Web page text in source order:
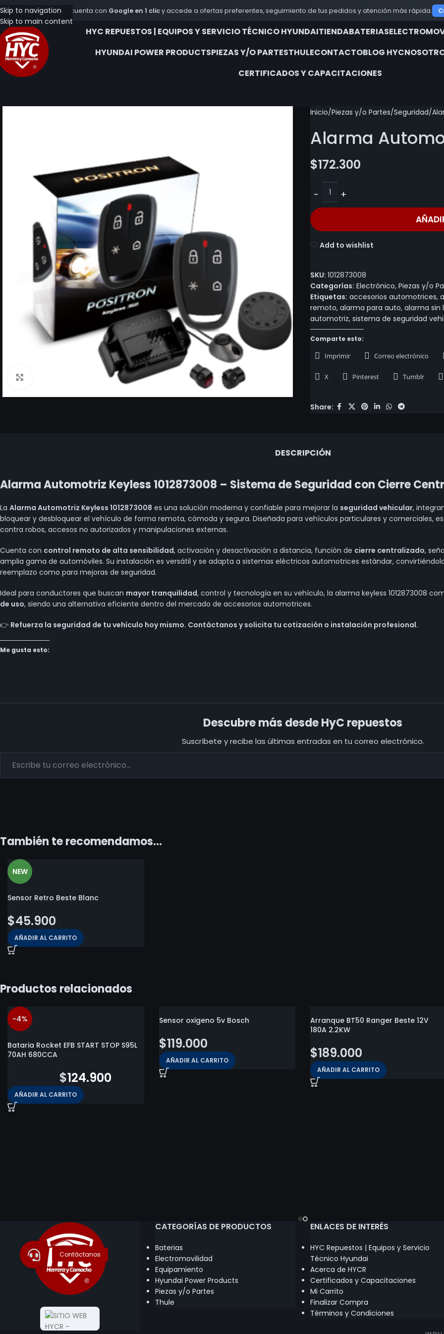
Crea tu cuenta con Google en 1 clicy accede a ofertas preferentes, seguimiento de tus pedidos y atención más rápida.
Skip to navigation
Skip to main content
HYC REPUESTOS | EQUIPOS Y SERVICIO TÉCNICO HYUNDAITIENDABATERIAS
HYUNDAI POWER PRODUCTSPIEZAS Y/O PARTESTHULECONTACTOBLOG HYC
CERTIFICADOS Y CAPACITACIONES
Inicio Piezas y/o Partes Seguridad
Alarma
$172.300
Add to wishlist
SKU: 1012873008
Categorías: Electrónico, Piezas y/o
Etiquetas: accesorios automotrices,
remoto, alarma para auto, alarma sin
automotriz, sistema de seguridad
Comparte esto:
Imprimir Correo electrónico
X Pinterest Tumblr
Share:
DESCRIPCIÓN
Alarma Automotriz Keyless 1012873008 – Sistema de Seguridad con Cierre
La Alarma Automotriz Keyless 1012873008 es una solución moderna y confiable para mejorar la seguridad vehicular,
bloquear y desbloquear el vehículo de forma remota, cómoda y segura. Diseñada para vehículos particulares y comerciales,
contra robos, accesos no autorizados y manipulaciones externas.
Cuenta con control remoto de alta sensibilidad, activación y desactivación a distancia, función de cierre centralizado,
amplia gama de automóviles. Su instalación es versátil y se adapta a sistemas eléctricos automotrices estándar,
reemplazo como para mejoras de seguridad.
Ideal para conductores que buscan mayor tranquilidad, control y tecnología en su vehículo, la alarma keyless 1012873008
de uso, siendo una alternativa eficiente dentro del mercado de accesorios automotrices.
👉 Refuerza la seguridad de tu vehículo hoy mismo. Contáctanos y solicita tu cotización o instalación profesional.
Me gusta esto:
Descubre más desde HyC repuestos
Suscríbete y recibe las últimas entradas en tu correo electrónico.
También te recomendamos…
NEW
Sensor Retro Beste Blanc
$45.900
AÑADIR AL CARRITO
Productos relacionados
-4%
Bataria Rocket EFB START STOP S95L
70AH 680CCA
$124.900
AÑADIR AL CARRITO
Sensor oxigeno 5v Bosch
$119.000
AÑADIR AL CARRITO
Arranque BT50 Ranger Beste 12V
180A 2.2KW
$189.000
AÑADIR AL CARRITO
CATEGORÍAS DE PRODUCTOS
Baterias
Electromovilidad
Equipamiento
Hyundai Power Products
Piezas y/o Partes
Thule
ENLACES DE INTERÉS
HYC Repuestos | Equipos y Servicio
Técnico Hyundai
Acerca de HYCR
Certificados y Capacitaciones
Mi Carrito
Finalizar Compra
Términos y Condiciones